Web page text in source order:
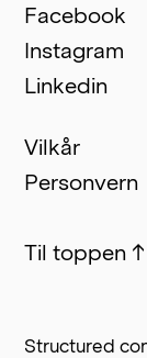
Facebook
Instagram
Linkedin
Vilkår
Personvern
Til toppen ↑
Structured